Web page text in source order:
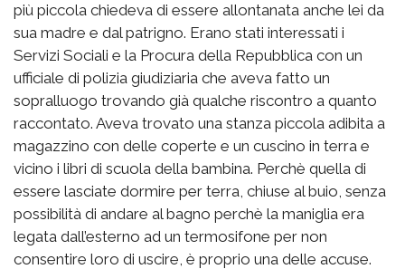
più piccola chiedeva di essere allontanata anche lei da
sua madre e dal patrigno. Erano stati interessati i
Servizi Sociali e la Procura della Repubblica con un
ufficiale di polizia giudiziaria che aveva fatto un
sopralluogo trovando già qualche riscontro a quanto
raccontato. Aveva trovato una stanza piccola adibita a
magazzino con delle coperte e un cuscino in terra e
vicino i libri di scuola della bambina. Perchè quella di
essere lasciate dormire per terra, chiuse al buio, senza
possibilità di andare al bagno perchè la maniglia era
legata dall’esterno ad un termosifone per non
consentire loro di uscire, è proprio una delle accuse.